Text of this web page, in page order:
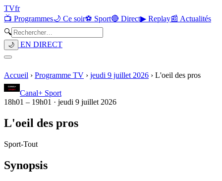
TVfr
📺 Programmes🌙 Ce soir⚽ Sport🔴 Direct▶ Replay📰 Actualités
🔍
🌙 EN DIRECT
Accueil › Programme TV › jeudi 9 juillet 2026 › L'oeil des pros
Canal+ Sport
18h01 – 19h01 · jeudi 9 juillet 2026
L'oeil des pros
Sport-Tout
Synopsis